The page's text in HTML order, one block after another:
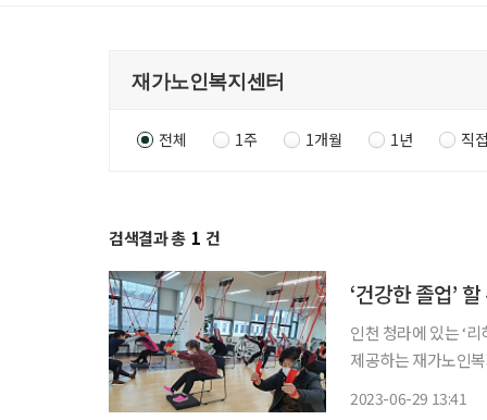
전체 1주 1개월 1년 직
검색결과 총 1 건
‘건강한 졸업’
인천 청라에 있는 ‘
제공하는 재가노인
2023-06-29 13:41